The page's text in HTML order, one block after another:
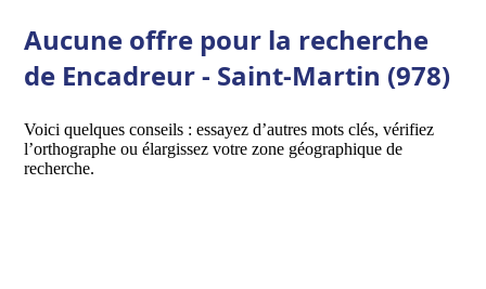
Aucune offre pour la recherche
de Encadreur - Saint-Martin (978)
Voici quelques conseils : essayez d’autres mots clés, vérifiez
l’orthographe ou élargissez votre zone géographique de
recherche.